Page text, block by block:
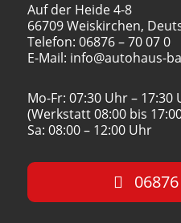
Auf der Heide 4-8
66709 Weiskirchen,
Telefon: 06876 – 70 07 0
E-Mail: info@autohaus-
Mo-Fr: 07:30 Uhr – 17:30
(Werkstatt 08:00 bis
Sa: 08:00 – 12:00 Uhr